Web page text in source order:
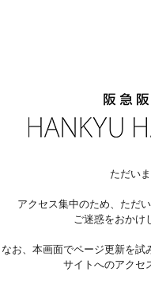
ただい
アクセス集中のため、ただ
ご迷惑をおかけ
なお、本画面でページ更新を
サイトへのアクセ